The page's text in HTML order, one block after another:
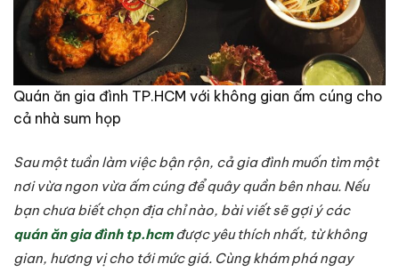
Quán ăn gia đình TP.HCM với không gian ấm cúng cho
cả nhà sum họp
Sau một tuần làm việc bận rộn, cả gia đình muốn tìm một
nơi vừa ngon vừa ấm cúng để quây quần bên nhau. Nếu
bạn chưa biết chọn địa chỉ nào, bài viết sẽ gợi ý các
quán ăn gia đình tp.hcmđược yêu thích nhất, từ không
gian, hương vị cho tới mức giá. Cùng khám phá ngay